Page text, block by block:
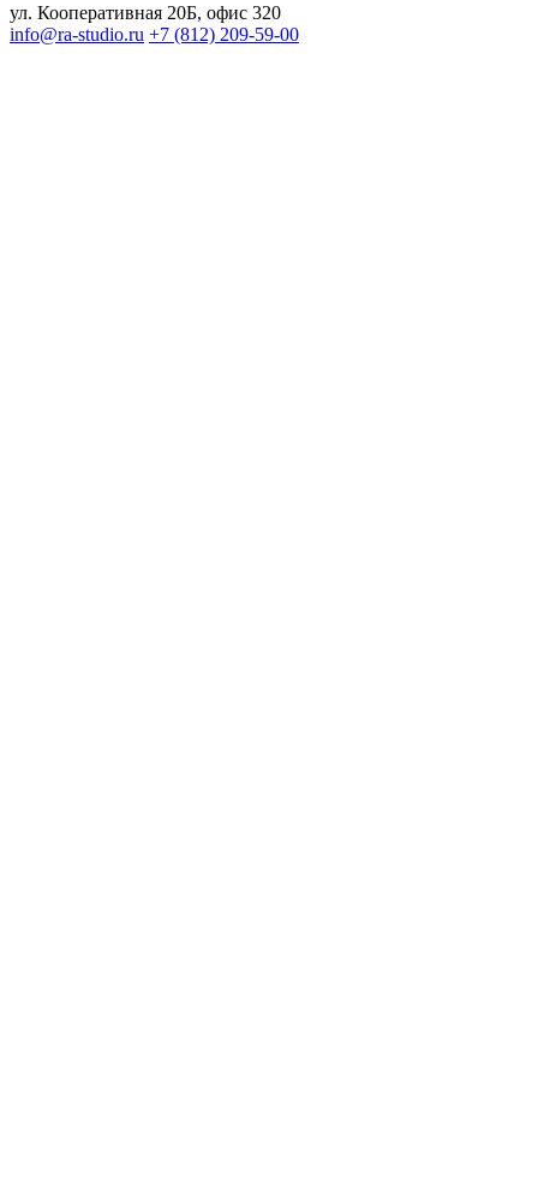
ул. Кооперативная 20Б, офис 320
info@ra-studio.ru +7 (812) 209-59-00